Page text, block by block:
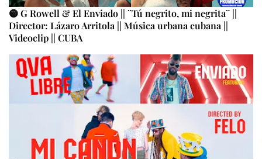
🟡 G Rowell & El Enviado || ¨Tú negrito, mi negrita¨ ||
Director: Lázaro Arritola || Música urbana cubana ||
Videoclip || CUBA